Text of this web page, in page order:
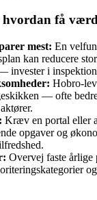
få
mest: En
kan reducere
invester i
— ofte
Kræv en portal eller
opgaver og
Overvej faste årlige